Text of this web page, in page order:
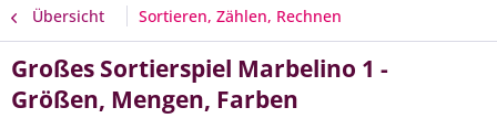
Übersicht Sortieren, Zählen, Rechnen
Großes Sortierspiel Marbelino 1 -
Größen, Mengen, Farben